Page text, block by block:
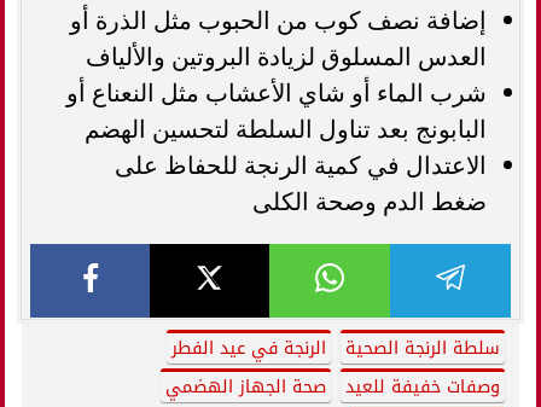
إضافة نصف كوب من الحبوب مثل الذرة أو
العدس المسلوق لزيادة البروتين والألياف
شرب الماء أو شاي الأعشاب مثل النعناع أو
البابونج بعد تناول السلطة لتحسين الهضم
الاعتدال في كمية الرنجة للحفاظ على
ضغط الدم وصحة الكلى
سلطة الرنجة الصحية
الرنجة في عيد الفطر
وصفات خفيفة للعيد
صحة الجهاز الهضمي